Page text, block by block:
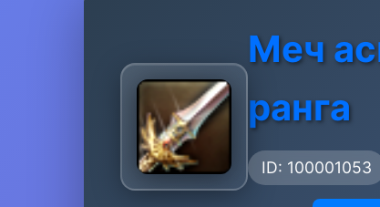
Меч
ранга
ID: 100001053